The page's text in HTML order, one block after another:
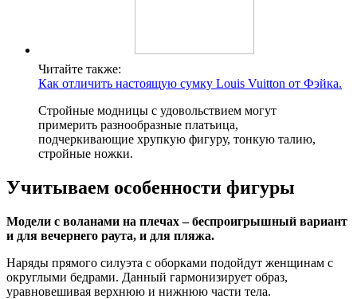
Читайте также:
Как отличить настоящую сумку Louis Vuitton от Фэйка.
Стройные модницы с удовольствием могут
примерить разнообразные платьица,
подчеркивающие хрупкую фигуру, тонкую талию,
стройные ножки.
Учитываем особенности фигуры
Модели с воланами на плечах – беспроигрышный вариант
и для вечернего раута, и для пляжа.
Наряды прямого силуэта с оборками подойдут женщинам с
округлыми бедрами. Данный гармонизирует образ,
уравновешивая верхнюю и нижнюю части тела.